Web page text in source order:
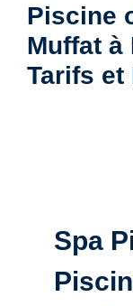
Piscine
Muffat à
Tarifs et
Spa